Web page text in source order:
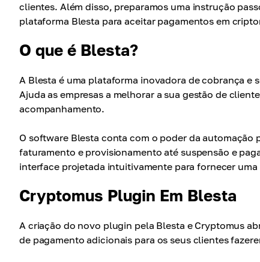
clientes. Além disso, preparamos uma instrução
plataforma Blesta para aceitar pagamentos em
O que é Blesta?
A Blesta é uma plataforma inovadora de cobrança
Ajuda as empresas a melhorar a sua gestão de
acompanhamento.
O software Blesta conta com o poder da
faturamento e provisionamento até suspensão e
interface projetada intuitivamente para fornecer
Cryptomus Plugin Em Blesta
A criação do novo plugin pela Blesta e Cryptomus
de pagamento adicionais para os seus clientes